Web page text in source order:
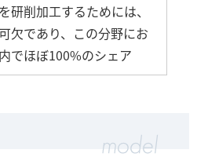
研削加工するためには、
欠であり、この分野にお
でほぼ100%のシェア